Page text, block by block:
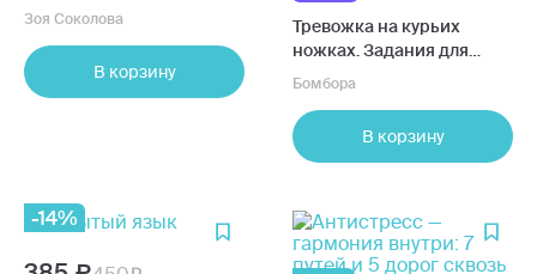
Зоя Соколова
В корзину
Тревожка на курьих
ножках. Задания для
тревожных людей.
Бомбора
В корзину
-14%